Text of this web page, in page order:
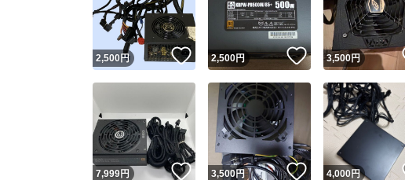
スピード＆安心
スピード発送
安心発送
2,500円 いいね！
2,500円 いいね！
3,500円
7,999円 いいね！
3,500円 いいね！
4,000円